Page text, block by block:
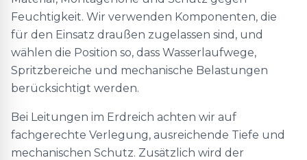
Feuchtigkeit. Wir verwenden Komponenten, die
für den Einsatz draußen zugelassen sind, und
wählen die Position so, dass Wasserlaufwege,
Spritzbereiche und mechanische Belastungen
berücksichtigt werden.
Bei Leitungen im Erdreich achten wir auf
fachgerechte Verlegung, ausreichende Tiefe und
mechanischen Schutz. Zusätzlich wird der